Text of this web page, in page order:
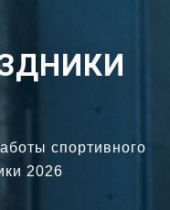
спортивного
2026